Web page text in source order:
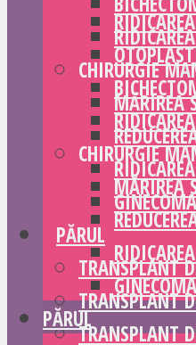
CHIRURGIE
MĂRIREA
PĂRUL
TRANSPLANT
TRANSPLANT
TRANSPLANT
CHIRURGIE
MĂRIREA
PĂRUL